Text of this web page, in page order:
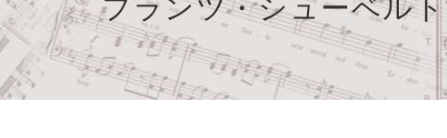
フランツ・シューベル